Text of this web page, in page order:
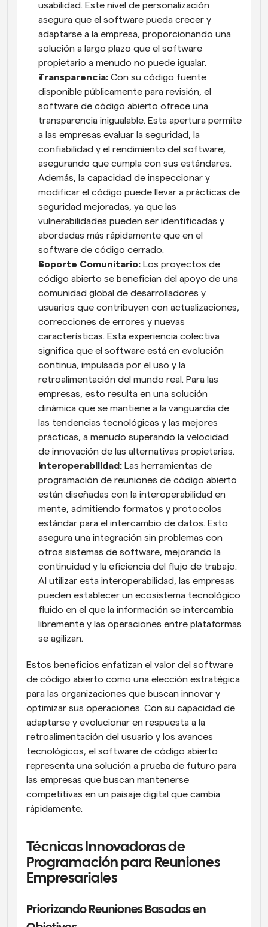
usabilidad. Este nivel de personalización
asegura que el software pueda crecer y
adaptarse a la empresa, proporcionando una
solución a largo plazo que el software
propietario a menudo no puede igualar.
Transparencia: Con su código fuente
disponible públicamente para revisión, el
software de código abierto ofrece una
transparencia inigualable. Esta apertura permite
a las empresas evaluar la seguridad, la
confiabilidad y el rendimiento del software,
asegurando que cumpla con sus estándares.
Además, la capacidad de inspeccionar y
modificar el código puede llevar a prácticas de
seguridad mejoradas, ya que las
vulnerabilidades pueden ser identificadas y
abordadas más rápidamente que en el
software de código cerrado.
Soporte Comunitario: Los proyectos de
código abierto se benefician del apoyo de una
comunidad global de desarrolladores y
usuarios que contribuyen con actualizaciones,
correcciones de errores y nuevas
características. Esta experiencia colectiva
significa que el software está en evolución
continua, impulsada por el uso y la
retroalimentación del mundo real. Para las
empresas, esto resulta en una solución
dinámica que se mantiene a la vanguardia de
las tendencias tecnológicas y las mejores
prácticas, a menudo superando la velocidad
de innovación de las alternativas propietarias.
Interoperabilidad: Las herramientas de
programación de reuniones de código abierto
están diseñadas con la interoperabilidad en
mente, admitiendo formatos y protocolos
estándar para el intercambio de datos. Esto
asegura una integración sin problemas con
otros sistemas de software, mejorando la
continuidad y la eficiencia del flujo de trabajo.
Al utilizar esta interoperabilidad, las empresas
pueden establecer un ecosistema tecnológico
fluido en el que la información se intercambia
libremente y las operaciones entre plataformas
se agilizan.
Estos beneficios enfatizan el valor del software
de código abierto como una elección estratégica
para las organizaciones que buscan innovar y
optimizar sus operaciones. Con su capacidad de
adaptarse y evolucionar en respuesta a la
retroalimentación del usuario y los avances
tecnológicos, el software de código abierto
representa una solución a prueba de futuro para
las empresas que buscan mantenerse
competitivas en un paisaje digital que cambia
rápidamente.
Técnicas Innovadoras de
Programación para Reuniones
Empresariales
Priorizando Reuniones Basadas en